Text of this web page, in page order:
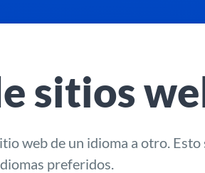
sitios
web de un idioma a otro. Esto
preferidos.